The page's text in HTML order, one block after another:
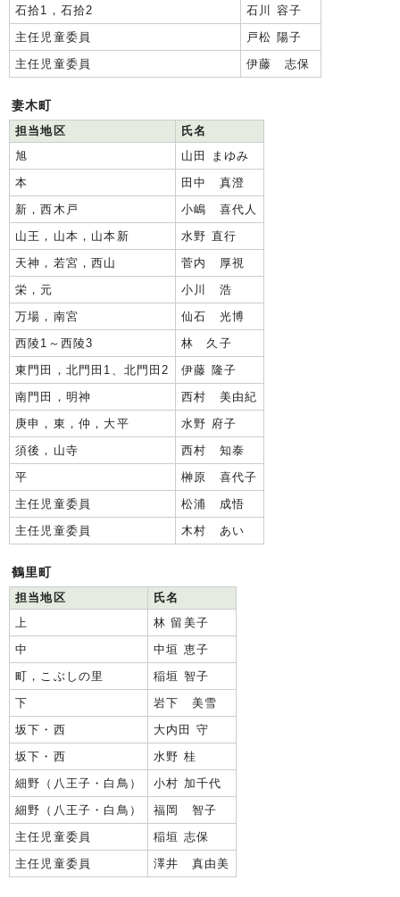
石拾1，石拾2
石川 容子
主任児童委員
戸松 陽子
主任児童委員
伊藤 志保
妻木町
担当地区
氏名
旭
山田 まゆみ
本
田中 真澄
新，西木戸
小嶋 喜代人
山王，山本，山本新
水野 直行
天神，若宮，西山
菅内 厚視
栄，元
小川 浩
万場，南宮
仙石 光博
西陵1～西陵3
林 久子
東門田，北門田1、北門田2
伊藤 隆子
南門田，明神
西村 美由紀
庚申，東，仲，大平
水野 府子
須後，山寺
西村 知泰
平
榊原 喜代子
主任児童委員
松浦 成悟
主任児童委員
木村 あい
鶴里町
担当地区
氏名
上
林 留美子
中
中垣 恵子
町，こぶしの里
稲垣 智子
下
岩下 美雪
坂下・西
大内田 守
坂下・西
水野 桂
細野（八王子・白鳥）
小村 加千代
細野（八王子・白鳥）
福岡 智子
主任児童委員
稲垣 志保
主任児童委員
澤井 真由美